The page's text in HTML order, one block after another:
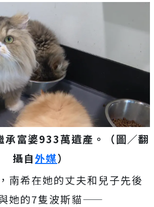
富婆933萬遺產。
（圖／翻
攝自外媒）
南希在她的丈夫和兒子先後
她的7隻波斯貓——